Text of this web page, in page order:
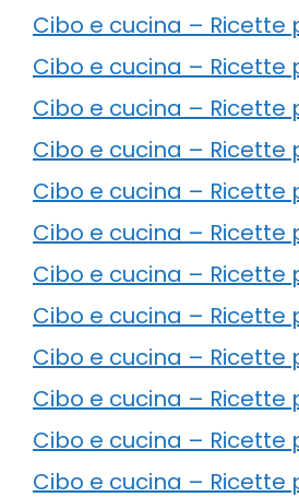
Cibo e cucina – Ricette
Cibo e cucina – Ricette
Cibo e cucina –
Cibo e cucina – Ricette
Cibo e cucina – Ricette
Cibo e cucina – Ricette
Cibo e cucina – Ricette
Cibo e cucina – Ricette
Cibo e cucina – Ricette
Cibo e cucina – Ricette
Cibo e cucina – Ricette
Cibo e cucina – Ricette